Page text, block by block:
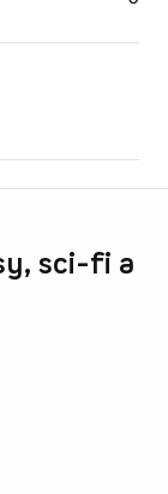
sci-fi a